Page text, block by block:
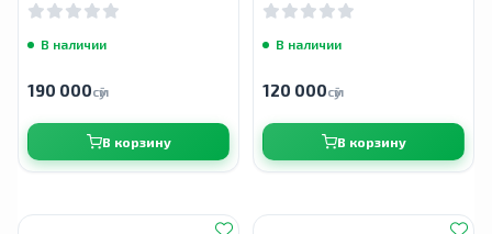
В наличии
190 000сӯм
В корзину
В наличии
120 000сӯм
В корзину